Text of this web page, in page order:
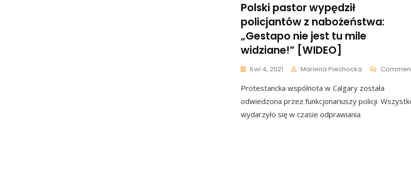
Polski pastor wypędził
policjantów z nabożeństwa:
„Gestapo nie jest tu mile
widziane!” [WIDEO]
Kwi 4, 2021 Marlena Piechocka
Protestancka wspólnota w Calgary została
odwiedzona przez funkcjonariuszy policji.
wydarzyło się w czasie odprawiania